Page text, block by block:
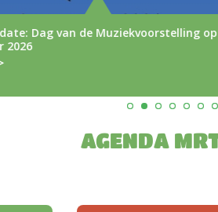
De nieuwe trailer van
AGENDA